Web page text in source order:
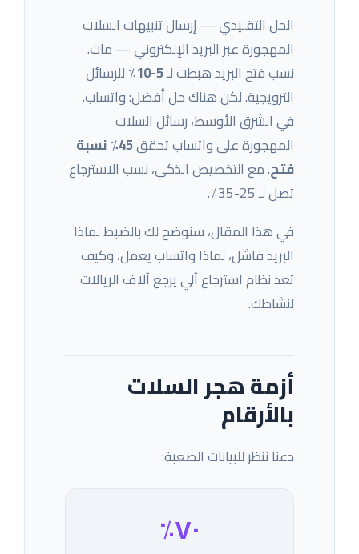
الحل التقليدي — إرسال تنبيهات السلات
المهجورة عبر البريد الإلكتروني — مات.
نسب فتح البريد هبطت لـ5-10٪
للرسائل
الترويجية. لكن هناك حل أفضل: واتساب.
في الشرق الأوسط، رسائل السلات
المهجورة على واتساب تحقق
45٪ نسبة
فتح. مع التخصيص الذكي، نسب الاسترجاع
تصل لـ 25-35٪.
في هذا المقال، سنوضح لك بالضبط لماذا
البريد فاشل، لماذا واتساب يعمل، وكيف
تعد نظام استرجاع آلي يرجع آلاف الريالات
لنشاطك.
أزمة هجر السلات
بالأرقام
دعنا ننظر للبيانات الصعبة:
٧٠٪